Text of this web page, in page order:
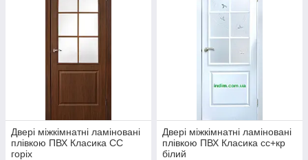
Двері міжкімнатні ламіновані
плівкою ПВХ Класика СС
горіх
Двері міжкімнатні ламіновані
плівкою ПВХ Класика сс+кр
білий